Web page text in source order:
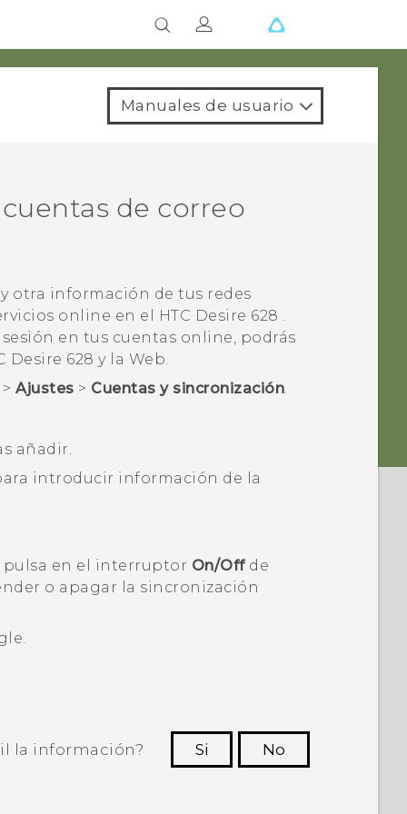
Manuales de usuario
de correo
otra información de tus redes
online en el
HTC Desire 628 .
en tus cuentas online, podrás
Desire 628y la Web.
Ajustes > Cuentas y sincronización.
añadir.
introducir información de la
pulsa en el interruptor On/Offde
o apagar la sincronización
.
la información? Si
No